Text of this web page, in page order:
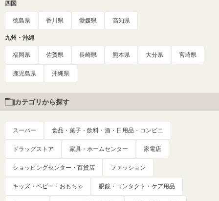
四国
徳島県 香川県 愛媛県 高知県
九州・沖縄
福岡県 佐賀県 長崎県 熊本県 大分県 宮崎県
鹿児島県 沖縄県
カテゴリから探す
スーパー 食品・菓子・飲料・酒・日用品・コンビニ
ドラッグストア 家具・ホームセンター 家電店
ショッピングセンター・百貨店 ファッション
キッズ・ベビー・おもちゃ 眼鏡・コンタクト・ケア用品